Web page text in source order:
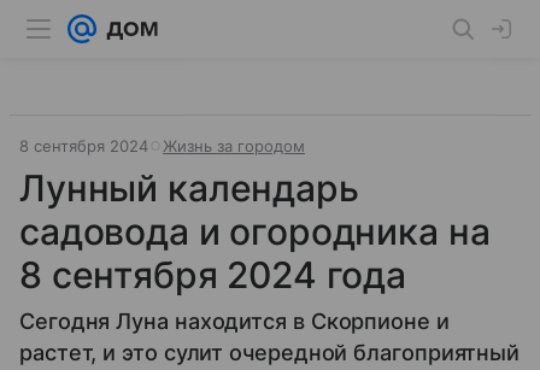
8 сентября 2024 Жизнь за городом
Лунный календарь
садовода и огородника на
8 сентября 2024 года
Сегодня Луна находится в Скорпионе и
растет, и это сулит очередной благоприятный